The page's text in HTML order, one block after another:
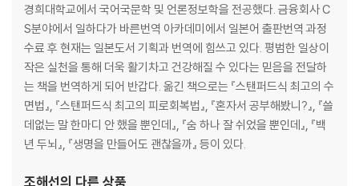
운동 전: 유산소 운동 후에는 낮은 강도로 몸을 풀어주자
3대 트레이닝 - 스쿼트 편 1: 과학적으로 올바른 스쿼트의 기본 자세
3대 트레이닝 - 스쿼트 편 2: 하이 바 스쿼트와 로우 바 스쿼트
3대 트레이닝 - 스쿼트 편 3: 스쿼트 효과를 극대화하는 스탠스 폭과 발의
방향
3대 트레이닝 - 벤치 프레스 편 1: 과학적으로 올바른 벤치 프레스의 기본
자세
3대 트레이닝 - 벤치 프레스 편 2: 벤치 프레스의 성과를 높이는 아치 모양
경희대학교에서 국어국문학 및 언론정보학을 전공했다. 금융회사 C
S분야에서 일하다가 바른번역 아카데미에서 일본어 출판번역 과정
수료 후 현재는 일본도서 기획과 번역에 힘쓰고 있다. 평범한 일상이
작은 실천을 통해 더욱 활기차고 건강해질 수 있다는 믿음을 전달하
는 책을 번역하게 되어 반갑다. 옮긴 책으로는 『스탠퍼드식 최고의 수
면법』, 『스탠퍼드식 최고의 피로회복법』, 『혼자서 공부해봤니?』, 『쓸
데없는 말 한마디 안 했을 뿐인데』, 『숨 하나 잘 쉬었을 뿐인데』, 『백
년 두뇌』, 『생명을 만들어도 괜찮을까』 등이 있다.
조해선의 다른 상품